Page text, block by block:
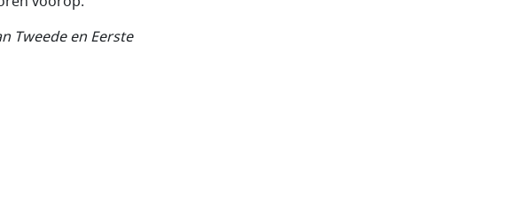
Tweede en Eerste